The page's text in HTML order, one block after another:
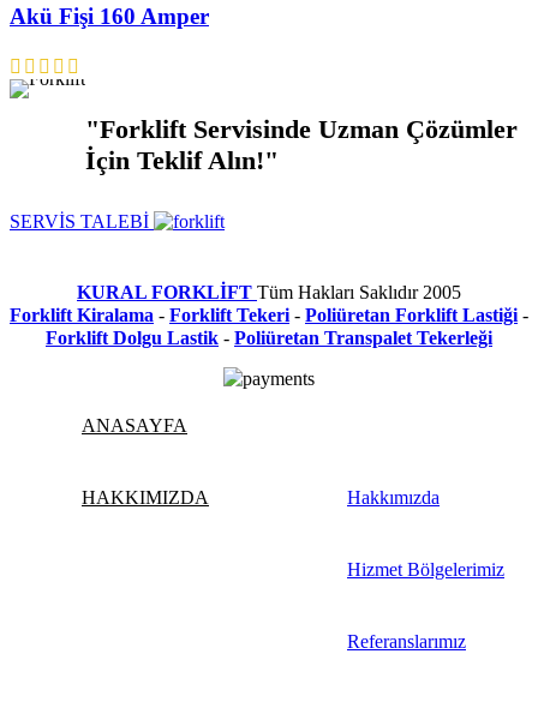
Akü Fişi 160 Amper
"Forklift Servisinde Uzman Çözümler
İçin Teklif Alın!"
SERVİS TALEBİ
KURAL FORKLİFT Tüm Hakları Saklıdır2005
Forklift Kiralama - Forklift Tekeri- Poliüretan Forklift Lastiği-
Forklift Dolgu Lastik - Poliüretan Transpalet Tekerleği
ANASAYFA
HAKKIMIZDA Hakkımızda
Hizmet Bölgelerimiz
Referanslarımız